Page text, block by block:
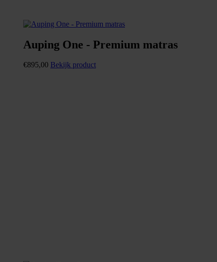
Auping One - Premium matras
€895,00 Bekijk product